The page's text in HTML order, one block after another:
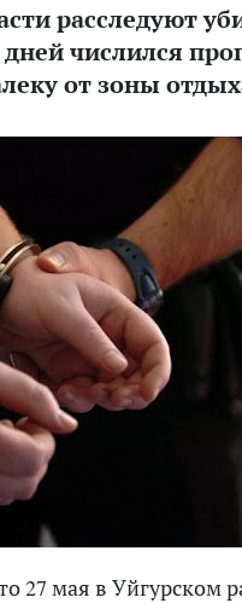
расследуют
числился
от зоны
27 мая в Уйгурском